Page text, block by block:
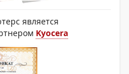
является
Kyocera